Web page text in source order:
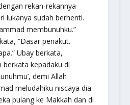
rekan-rekannya
lukanya sudah berhenti.
membunuhku.”
“Dasar penakut.
Ubay berkata,
berkata kepadaku di
demi Allah
meludahiku niscaya dia
pulang ke Makkah dan di